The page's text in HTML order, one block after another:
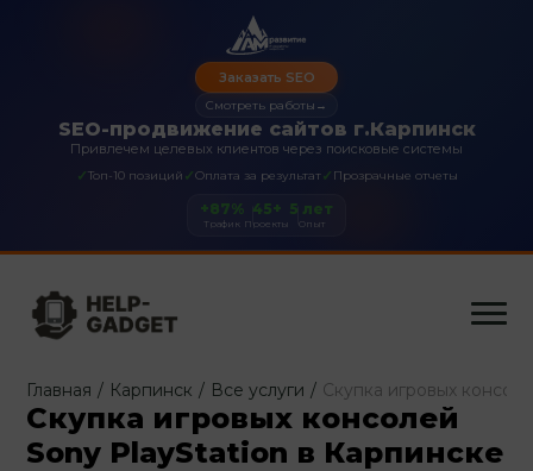
SEO-продвижение сайтов г.Карпинск
Привлечем целевых клиентов через поисковые системы
✓Топ-10 позиций ✓Оплата за результат✓ Прозрачные отчеты
Заказать SEO
Смотреть работы →
+87%
Трафик
45+
Проекты
5 лет
Опыт
Главная / Карпинск / Все услуги / Скупка игровых
Скупка игровых консолей
Sony PlayStation в Карпинске